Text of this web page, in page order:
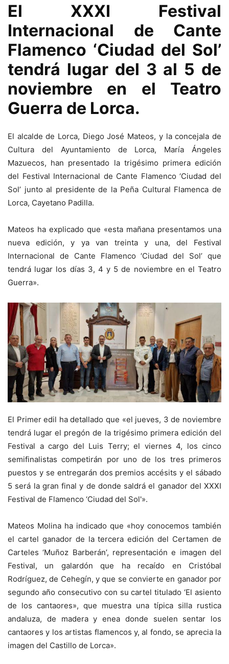
El XXXI Festival
Internacional de Cante
Flamenco ‘Ciudad del Sol’
tendrá lugar del 3 al 5 de
noviembre en el Teatro
Guerra de Lorca.
El alcalde de Lorca, Diego José Mateos, y la concejala de
Cultura del Ayuntamiento de Lorca, María Ángeles
Mazuecos, han presentado la trigésimo primera edición
del Festival Internacional de Cante Flamenco ‘Ciudad del
Sol’ junto al presidente de la Peña Cultural Flamenca de
Lorca, Cayetano Padilla.
Mateos ha explicado que «esta mañana presentamos una
nueva edición, y ya van treinta y una, del Festival
Internacional de Cante Flamenco ‘Ciudad del Sol’ que
tendrá lugar los días 3, 4 y 5 de noviembre en el Teatro
Guerra».
El Primer edil ha detallado que «el jueves, 3 de noviembre
tendrá lugar el pregón de la trigésimo primera edición del
Festival a cargo del Luis Terry; el viernes 4, los cinco
semifinalistas competirán por uno de los tres primeros
puestos y se entregarán dos premios accésits y el sábado
5 será la gran final y de donde saldrá el ganador del XXXI
Festival de Flamenco ‘Ciudad del Sol'».
Mateos Molina ha indicado que «hoy conocemos también
el cartel ganador de la tercera edición del Certamen de
Carteles ‘Muñoz Barberán’, representación e imagen del
Festival, un galardón que ha recaído en Cristóbal
Rodríguez, de Cehegín, y que se convierte en ganador por
segundo año consecutivo con su cartel titulado ‘El asiento
de los cantaores», que muestra una típica silla rustica
andaluza, de madera y enea donde suelen sentar los
cantaores y los artistas flamencos y, al fondo, se aprecia la
imagen del Castillo de Lorca».